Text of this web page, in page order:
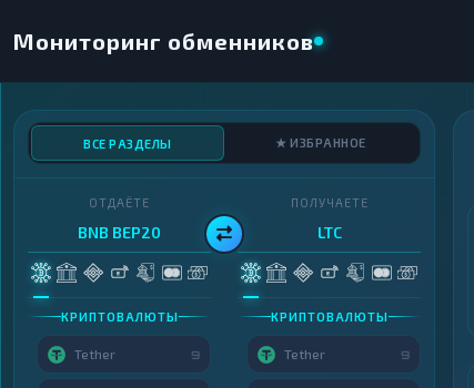
Мониторинг обменников
ВСЕ РАЗДЕЛЫ ★ ИЗБРАННОЕ
ОТДАЁТЕ
BNB BEP20
КРИПТОВАЛЮТЫ
Tether 9
ПОЛУЧАЕТЕ
LTC
КРИПТОВАЛЮТЫ
Tether 9